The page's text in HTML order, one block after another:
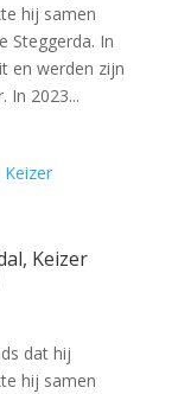
hij samen
Steggerda. In
en werden zijn
In 2023...
Keizer
dat hij
hij samen